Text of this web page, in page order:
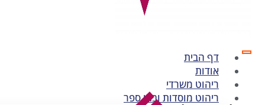
דף הבית
אודות
ריהוט משרדי
ריהוט מוסדות ובתי ספר